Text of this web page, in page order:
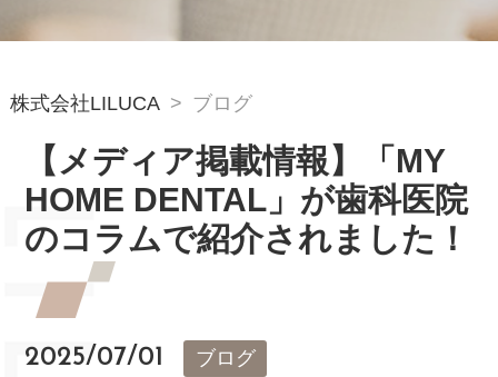
株式会社LILUCA ブログ
【メディア掲載情報】「MY
HOME DENTAL」が歯科医院
のコラムで紹介されました！
2025/07/01 ブログ